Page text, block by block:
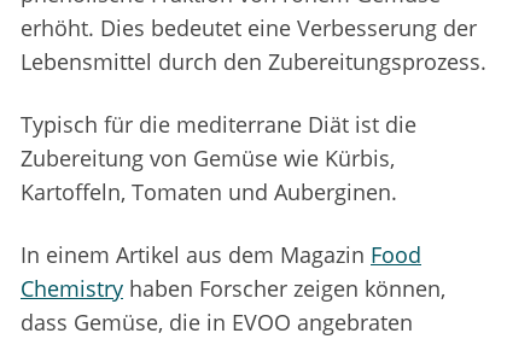
erhöht. Dies bedeutet eine Verbesserung der
Lebensmittel durch den Zubereitungsprozess.
Typisch für die mediterrane Diät ist die
Zubereitung von Gemüse wie Kürbis,
Kartoffeln, Tomaten und Auberginen.
In einem Artikel aus dem Magazin Food
Chemistry haben Forscher zeigen können,
dass Gemüse, die in EVOO angebraten